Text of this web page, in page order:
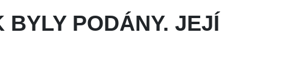
BYLY PODÁNY. JEJÍ